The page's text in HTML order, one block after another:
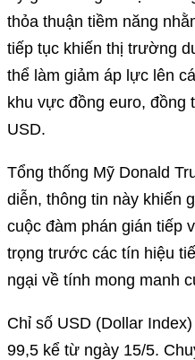
thỏa thuận tiềm năng
tiếp tục khiến thị trường
thể làm giảm áp lực lên
khu vực đồng euro, đồng
USD.
Tổng thống Mỹ Donald
diễn, thông tin này khiến
cuộc đàm phán gián tiếp
trọng trước các tín hiệu
ngại về tính mong manh
Chỉ số USD (Dollar
99,5 kể từ ngày 15/5.